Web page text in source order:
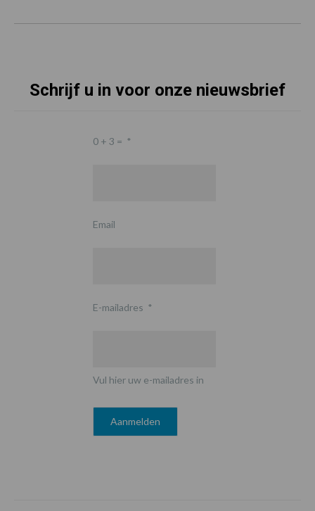
Schrijf u in voor onze nieuwsbrief
0 + 3 = *
Email
E-mailadres *
Vul hier uw e-mailadres in